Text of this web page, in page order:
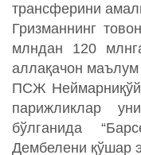
трансферини
Гризманнинг
млндан 120
аллақачон
ПСЖ
парижликлар
бўлганида
Дембелени қўшар